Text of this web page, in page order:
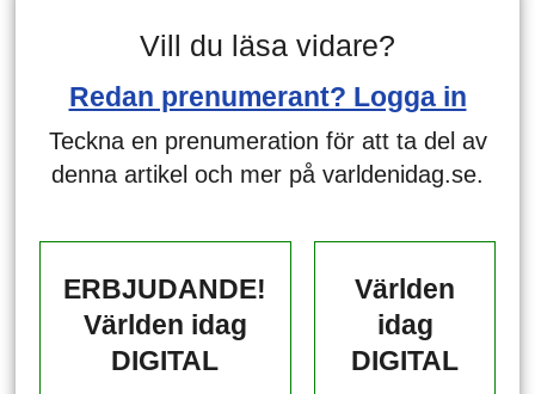
Vill du läsa vidare?
Redan prenumerant? Logga in
Teckna en prenumeration för att ta del av
denna artikel och mer på varldenidag.se.
ERBJUDANDE!
Världen idag
DIGITAL
Världen
idag
DIGITAL